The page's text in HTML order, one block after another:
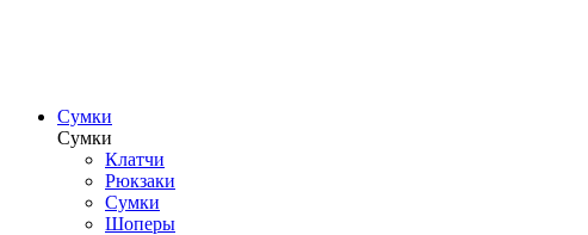
Сумки
Сумки
Клатчи
Рюкзаки
Сумки
Шоперы